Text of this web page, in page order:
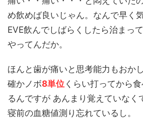
め飲めば良いじゃん。なんで早く
EVE飲んでしばらくしたら治まっ
やってんだか。
ほんと歯が痛いと思考能力もおか
確かノボ8単位 くらい打ってから
るんですが あんまり覚えていなく
寝前の血糖値測り忘れているし。